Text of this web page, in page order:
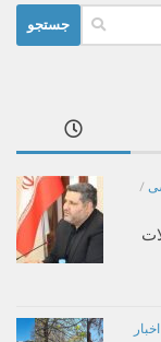
/
اخبار